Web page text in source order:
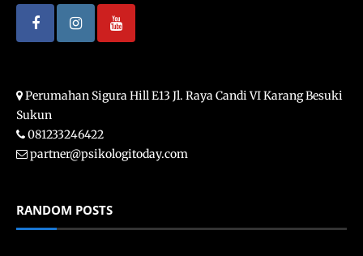
Perumahan Sigura Hill E13 Jl. Raya Candi VI Karang Besuki
Sukun
081233246422
partner@psikologitoday.com
RANDOM POSTS